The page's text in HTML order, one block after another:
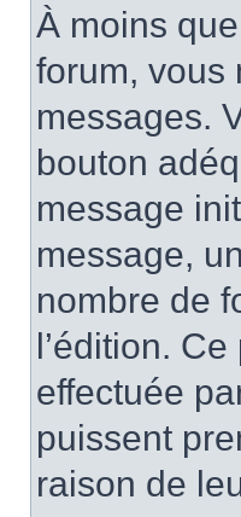
À moins
forum, vous
messages.
bouton
message
message,
nombre de
l’édition.
effectuée
puissent
raison de